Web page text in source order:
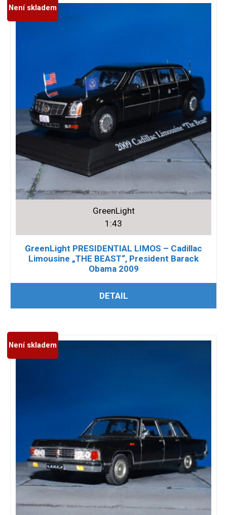
Není skladem
GreenLight
1:43
GreenLight PRESIDENTIAL LIMOS – Cadillac
Limousine „THE BEAST“, President Barack
Obama 2009
ČTĚTE VÍCE
DETAIL
Není skladem